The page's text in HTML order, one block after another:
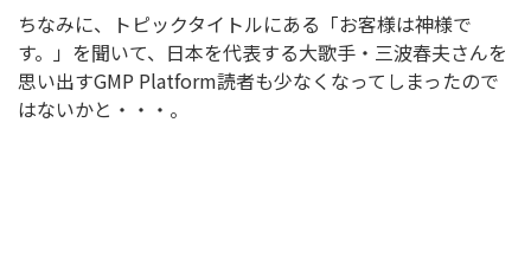
ちなみに、トピックタイトルにある「お客様は神様で
す。」 を聞いて、日本を代表する大歌手・三波春夫さんを
思い出すGMP Platform読者も少なくなってしまったので
はないかと・・ ・。